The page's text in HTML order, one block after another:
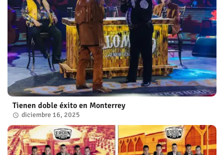
Tienen doble éxito en Monterrey
diciembre 16, 2025